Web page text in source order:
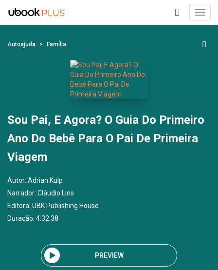
+
Autoajuda Família
Sou Pai, E Agora? O Guia Do Primeiro
Ano Do Bebê Para O Pai De Primeira
Viagem
Autor: Adrian Kulp
Narrador: Cláudio Lins
Editora: UBK Publishing House
Duração: 4:32:38
PREVIEW